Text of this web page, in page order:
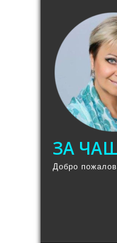
содержимому
ЗА
Добро